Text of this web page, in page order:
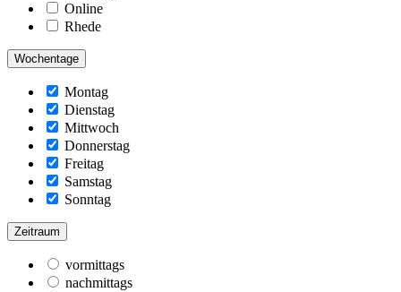
Online
Rhede
Wochentage
Montag
Dienstag
Mittwoch
Donnerstag
Freitag
Samstag
Sonntag
Zeitraum
vormittags
nachmittags